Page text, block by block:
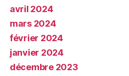
avril 2024
mars 2024
février 2024
janvier 2024
décembre 2023